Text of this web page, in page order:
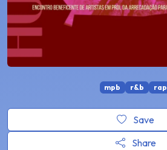
mpb r&b rap
Save
Share